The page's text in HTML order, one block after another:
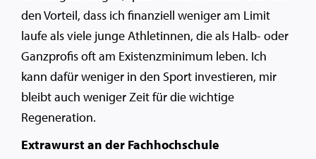
den Vorteil, dass ich finanziell weniger am Limit
laufe als viele junge Athletinnen, die als Halb- oder
Ganzprofis oft am Existenzminimum leben. Ich
kann dafür weniger in den Sport investieren, mir
bleibt auch weniger Zeit für die wichtige
Regeneration.
Extrawurst an der Fachhochschule